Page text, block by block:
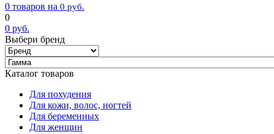
0 товаров на 0 руб.
0
0 руб.
Выбери бренд
Каталог товаров
Для похудения
Для кожи, волос, ногтей
Для беременных
Для женщин